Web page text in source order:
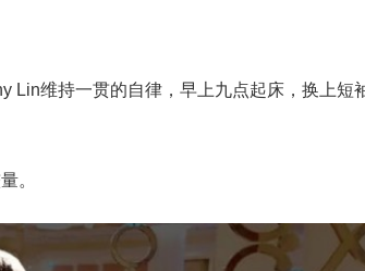
Lin维持一贯的自律，早上九点起床，换上短
。